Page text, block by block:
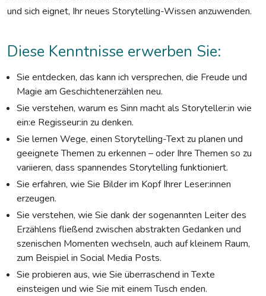
und sich eignet, Ihr neues Storytelling-Wissen anzuwenden.
Diese Kenntnisse erwerben Sie:
Sie entdecken, das kann ich versprechen, die Freude und
Magie am Geschichtenerzählen neu.
Sie verstehen, warum es Sinn macht als Storyteller:in wie
ein:e Regisseur:in zu denken.
Sie lernen Wege, einen Storytelling-Text zu planen und
geeignete Themen zu erkennen – oder Ihre Themen so zu
variieren, dass spannendes Storytelling funktioniert.
Sie erfahren, wie Sie Bilder im Kopf Ihrer Leser:innen
erzeugen.
Sie verstehen, wie Sie dank der sogenannten Leiter des
Erzählens fließend zwischen abstrakten Gedanken und
szenischen Momenten wechseln, auch auf kleinem Raum,
zum Beispiel in Social Media Posts.
Sie probieren aus, wie Sie überraschend in Texte
einsteigen und wie Sie mit einem Tusch enden.